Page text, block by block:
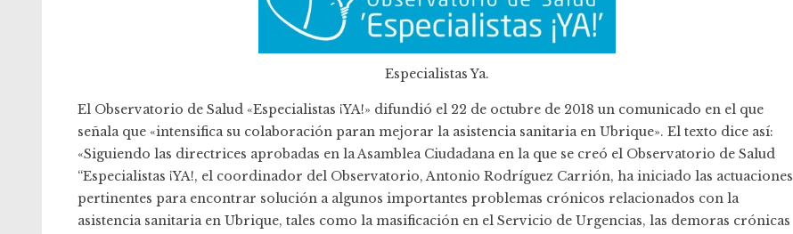
Especialistas Ya.
El Observatorio de Salud «Especialistas ¡YA!» difundió el 22 de octubre de 2018 un comunicado en el que
señala que «intensifica su colaboración paran mejorar la asistencia sanitaria en Ubrique». El texto dice así:
«Siguiendo las directrices aprobadas en laAsamblea Ciudadanaen la que se creó el Observatorio de Salud
“Especialistas ¡YA!, el coordinador del Observatorio,Antonio Rodríguez Carrión, ha iniciado las actuaciones
pertinentes para encontrar solución a algunos importantes problemas crónicos relacionados con la
asistencia sanitaria en Ubrique, tales como la masificación en el Servicio de Urgencias, las demoras crónicas